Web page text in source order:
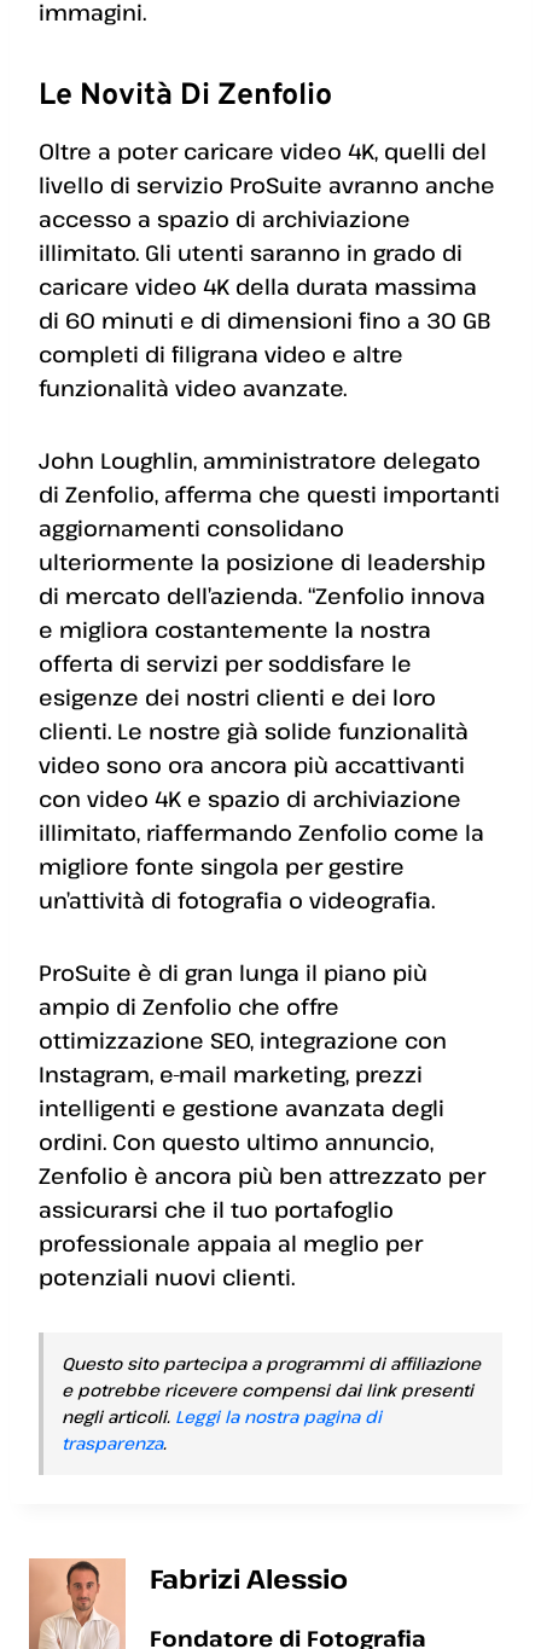
immagini.
Le Novità Di Zenfolio
Oltre a poter caricare video 4K, quelli del
livello di servizio ProSuite avranno anche
accesso a spazio di archiviazione
illimitato. Gli utenti saranno in grado di
caricare video 4K della durata massima
di 60 minuti e di dimensioni fino a 30 GB
completi di filigrana video e altre
funzionalità video avanzate.
John Loughlin, amministratore delegato
di Zenfolio, afferma che questi importanti
aggiornamenti consolidano
ulteriormente la posizione di leadership
di mercato dell’azienda. “Zenfolio innova
e migliora costantemente la nostra
offerta di servizi per soddisfare le
esigenze dei nostri clienti e dei loro
clienti. Le nostre già solide funzionalità
video sono ora ancora più accattivanti
con video 4K e spazio di archiviazione
illimitato, riaffermando Zenfolio come la
migliore fonte singola per gestire
un’attività di fotografia o videografia.
ProSuite è di gran lunga il piano più
ampio di Zenfolio che offre
ottimizzazione SEO, integrazione con
Instagram, e-mail marketing, prezzi
intelligenti e gestione avanzata degli
ordini. Con questo ultimo annuncio,
Zenfolio è ancora più ben attrezzato per
assicurarsi che il tuo portafoglio
professionale appaia al meglio per
potenziali nuovi clienti.
Questo sito partecipa a programmi di affiliazione
e potrebbe ricevere compensi dai link presenti
negli articoli. Leggi la nostra pagina di
trasparenza.
Fabrizi Alessio
Fondatore di Fotografia